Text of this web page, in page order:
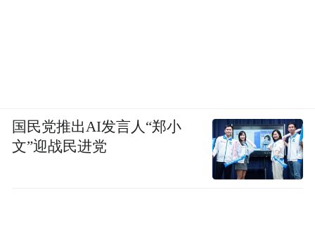
国民党推出AI发言人“郑小
文”迎战民进党